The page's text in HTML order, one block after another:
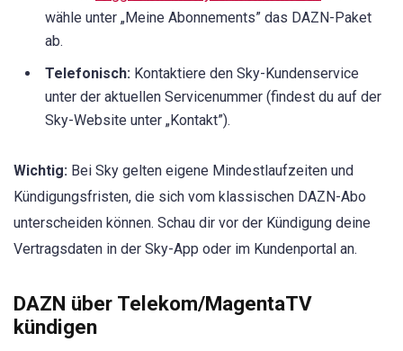
wähle unter „Meine Abonnements” das DAZN-Paket
ab.
Telefonisch: Kontaktiere den Sky-Kundenservice
unter der aktuellen Servicenummer (findest du auf der
Sky-Website unter „Kontakt”).
Wichtig: Bei Sky gelten eigene Mindestlaufzeiten und
Kündigungsfristen, die sich vom klassischen DAZN-Abo
unterscheiden können. Schau dir vor der Kündigung deine
Vertragsdaten in der Sky-App oder im Kundenportal an.
DAZN über Telekom/MagentaTV
kündigen